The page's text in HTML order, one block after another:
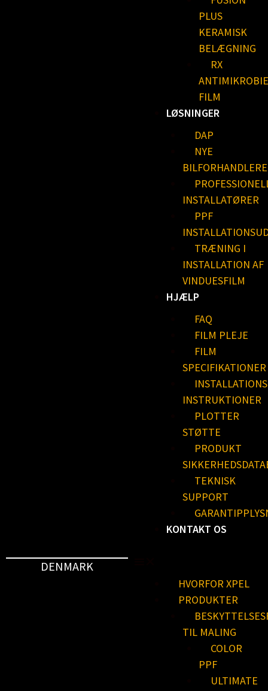
DENMARK
PLUS
KERAMISK
BELÆGNING
RX
FILM
LØSNINGER
DAP
NYE
BILFORHANDLERE
INSTALLATØRER
PPF
TRÆNING I
INSTALLATION AF
VINDUESFILM
HJÆLP
FAQ
FILM PLEJE
FILM
SPECIFIKATIONER
INSTALLATIONS
INSTRUKTIONER
PLOTTER
STØTTE
PRODUKT
TEKNISK
SUPPORT
KONTAKT OS
HVORFOR XPEL
PRODUKTER
TIL MALING
COLOR
PPF
ULTIMATE